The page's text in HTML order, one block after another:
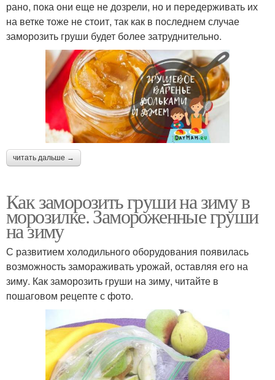
рано, пока они еще не дозрели, но и передерживать их
на ветке тоже не стоит, так как в последнем случае
заморозить груши будет более затруднительно.
читать дальше →
Как заморозить груши на зиму в
морозилке. Замороженные груши
на зиму
С развитием холодильного оборудования появилась
возможность замораживать урожай, оставляя его на
зиму. Как заморозить груши на зиму, читайте в
пошаговом рецепте с фото.